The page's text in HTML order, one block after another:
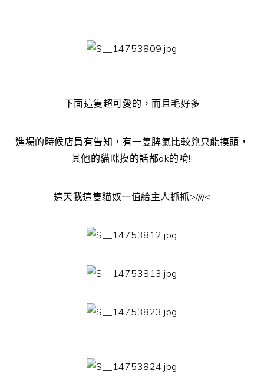
下面這隻超可愛的，而且毛好多
進場的時候店員有告知，有一隻脾氣比較兇只能摸頭，
其他的貓咪摸的話都ok的唷!!
這天我這隻貓奴一值給主人抓抓>////<